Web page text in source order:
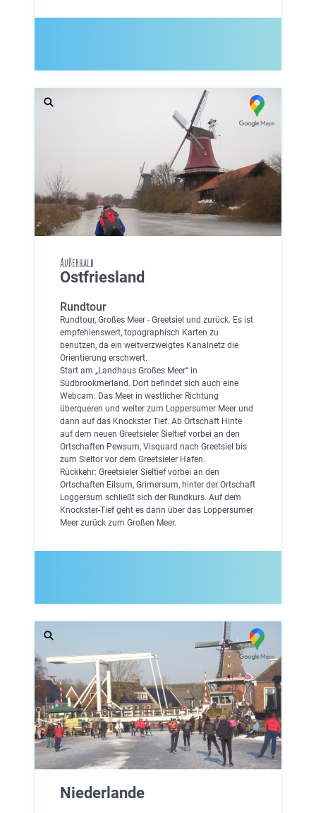
Außerhalb
Ostfriesland
Rundtour
Rundtour, Großes Meer - Greetsiel und zurück. Es ist
empfehlenswert, topographisch Karten zu
benutzen, da ein weitverzweigtes Kanalnetz die
Orientierung erschwert.
Start am „Landhaus Großes Meer“ in
Südbrookmerland. Dort befindet sich auch eine
Webcam. Das Meer in westlicher Richtung
überqueren und weiter zum Loppersumer Meer und
dann auf das Knockster Tief. Ab Ortschaft Hinte
auf dem neuen Greetsieler Sieltief vorbei an den
Ortschaften Pewsum, Visquard nach Greetsiel bis
zum Sieltor vor dem Greetsieler Hafen.
Rückkehr: Greetsieler Sieltief vorbei an den
Ortschaften Eilsum, Grimersum, hinter der Ortschaft
Loggersum schließt sich der Rundkurs. Auf dem
Knockster-Tief geht es dann über das Loppersumer
Meer zurück zum Großen Meer.
Niederlande